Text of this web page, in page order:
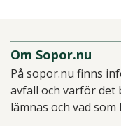
Om Sopor.nu
På sopor.nu finns
avfall och varför det
lämnas och vad som